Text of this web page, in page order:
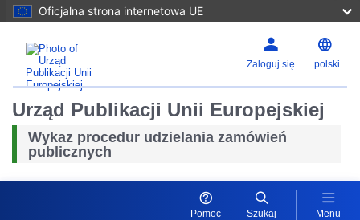
Oficjalna strona internetowa UE
Zaloguj się polski
Urząd Publikacji Unii Europejskiej
Wykaz procedur udzielania zamówień
publicznych
Pomoc Szukaj Menu